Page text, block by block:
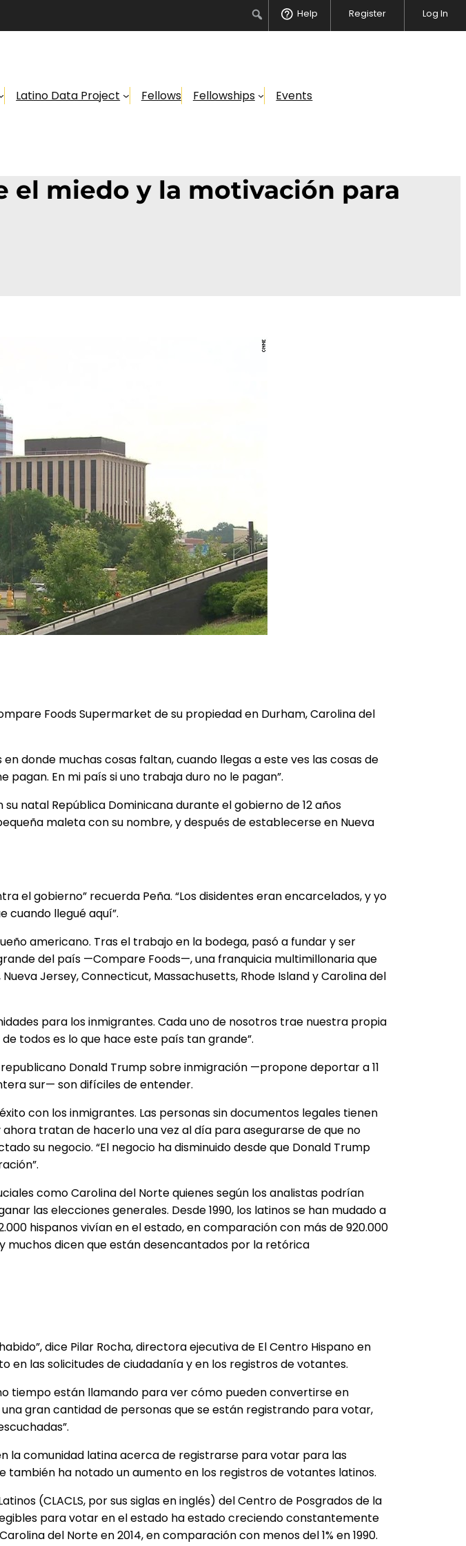
Help Register Log In
Latino Data Project Fellows Fellowships Events
el miedo y la motivación para
Foods Supermarket de su propiedad en Durham, Carolina del
donde muchas cosas faltan, cuando llegas a este ves las cosas de
pagan. En mi país si uno trabaja duro no le pagan”.
su natal República Dominicana durante el gobierno de 12 años
maleta con su nombre, y después de establecerse en Nueva
el gobierno” recuerda Peña. “Los disidentes eran encarcelados, y yo
cuando llegué aquí”.
americano. Tras el trabajo en la bodega, pasó a fundar y ser
del país —Compare Foods—, una franquicia multimillonaria que
Jersey, Connecticut, Massachusetts, Rhode Island y Carolina del
para los inmigrantes. Cada uno de nosotros trae nuestra propia
todos es lo que hace este país tan grande”.
Donald Trump sobre inmigración —propone deportar a 11
sur— son difíciles de entender.
con los inmigrantes. Las personas sin documentos legales tienen
tratan de hacerlo una vez al día para asegurarse de que no
su negocio. “El negocio ha disminuido desde que Donald Trump
como Carolina del Norte quienes según los analistas podrían
las elecciones generales. Desde 1990, los latinos se han mudado a
hispanos vivían en el estado, en comparación con más de 920.000
muchos dicen que están desencantados por la retórica
dice Pilar Rocha, directora ejecutiva de El Centro Hispano en
en las solicitudes de ciudadanía y en los registros de votantes.
tiempo están llamando para ver cómo pueden convertirse en
gran cantidad de personas que se están registrando para votar,
la comunidad latina acerca de registrarse para votar para las
también ha notado un aumento en los registros de votantes latinos.
(CLACLS, por sus siglas en inglés) del Centro de Posgrados de la
para votar en el estado ha estado creciendo constantemente
del Norte en 2014, en comparación con menos del 1% en 1990.